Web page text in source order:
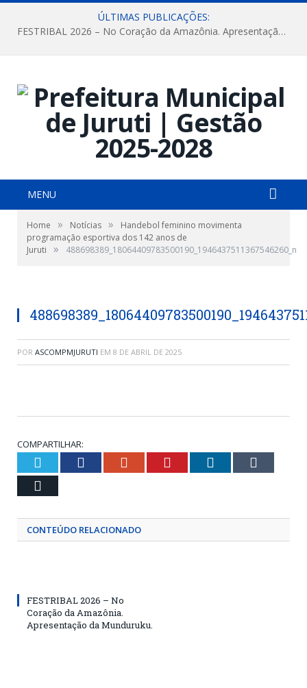
ÚLTIMAS PUBLICAÇÕES:
FESTRIBAL 2026 – No Coração da Amazônia. Apresentação da Munduruku.
MENU
Home » Notícias »
Handebol feminino movimenta
programação esportiva dos 142 anos de
Juruti
» 488698389_18064409783500190_1946437511367546260_n
POR ASCOMPMJURUTI EM 8 DE ABRIL DE 2025
COMPARTILHAR:
Twitter Facebook Google+ Pinterest LinkedIn
CONTEÚDO RELACIONADO
FESTRIBAL 2026 – No
Coração da Amazônia.
Apresentação da Munduruku.